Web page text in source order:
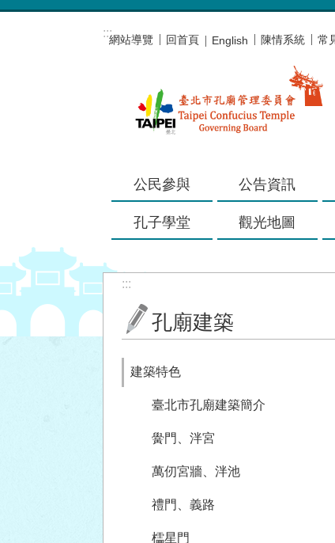
跳到主要內容區塊
:::網站導覽 回首頁 English 陳情系統 常
公民參與 公告資訊
孔子學堂 觀光地圖
:::
孔廟建築
建築特色
臺北市孔廟建築簡介
黌門、泮宮
萬仞宮牆、泮池
禮門、義路
櫺星門